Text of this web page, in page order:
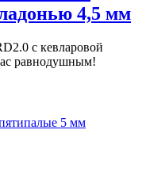
4,5 мм
с кевларовой
равнодушным!